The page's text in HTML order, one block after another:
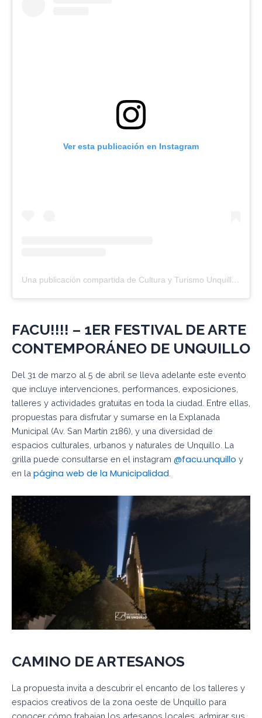
Ver esta publicación en Instagram
Una publicación compartida de Cultura y Turismo Unquillo (@culturayturismounquillo)
FACU!!!! – 1ER FESTIVAL DE ARTE
CONTEMPORÁNEO DE UNQUILLO
Del 31 de marzo al 5 de abril se lleva adelante este evento
que incluye intervenciones, performances, exposiciones,
talleres y actividades gratuitas en toda la ciudad. Entre ellas,
propuestas para disfrutar y sumarse en la Explanada
Municipal (Av. San Martín 2186), y una diversidad de
espacios culturales, urbanos y naturales de Unquillo. La
grilla puede consultarse en el instagram @facu.unquillo y
en la página web de la Municipalidad
CAMINO DEARTESANOS
La propuesta invita a descubrir el encanto de los talleres y
espacios creativos de la zona oeste de Unquillo para
conocer cómo trabajan los artesanos locales, admirar sus